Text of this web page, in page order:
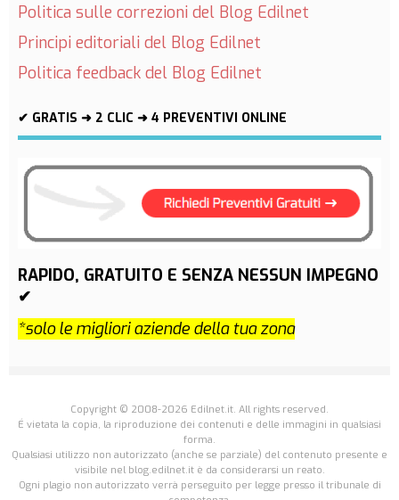
Politica sulle correzioni del Blog Edilnet
Principi editoriali del Blog Edilnet
Politica feedback del Blog Edilnet
✔ GRATIS ➜ 2 CLIC ➜ 4 PREVENTIVI ONLINE
RAPIDO, GRATUITO E SENZA NESSUN IMPEGNO
✔
*solo le migliori aziende della tua zona
Copyright © 2008-2026 Edilnet.it. All rights reserved.
É vietata la copia, la riproduzione dei contenuti e delle immagini in qualsiasi
forma.
Qualsiasi utilizzo non autorizzato (anche se parziale) del contenuto presente e
visibile nel blog.edilnet.it è da considerarsi un reato.
Ogni plagio non autorizzato verrà perseguito per legge presso il tribunale di